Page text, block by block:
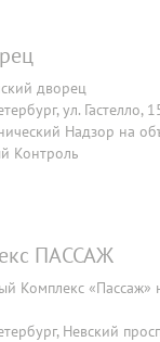
дворец
ул. Гастелло,
Надзор на
Контроль
ПАССАЖ
Комплекс «Пассаж»
Невский